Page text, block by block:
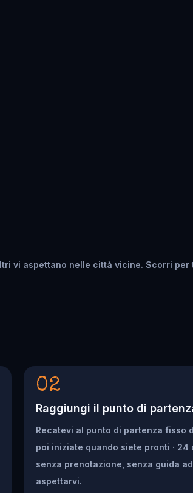
vi aspettano nelle città vicine. Scorri
02
Raggiungi il punto di
Recatevi al punto di partenza fisso
poi iniziate quando siete pronti · 24
senza prenotazione, senza guida ad
aspettarvi.